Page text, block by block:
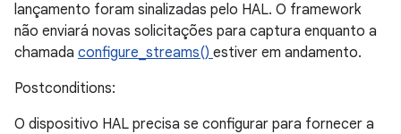
lançamento foram sinalizadas pelo HAL. O framework
não enviará novas solicitações para captura enquanto a
chamada configure_streams() estiver em andamento.
Postconditions:
O dispositivo HAL precisa se configurar para fornecer a